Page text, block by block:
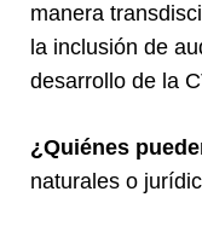
manera
la inclusión de
desarrollo de la
¿Quiénes
naturales o